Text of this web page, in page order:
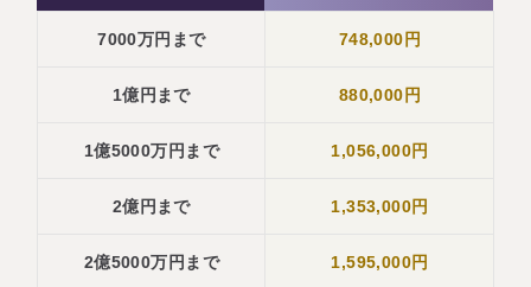
7000万円まで 748,000円
1億円まで 880,000円
1億5000万円まで 1,056,000円
2億円まで 1,353,000円
2億5000万円まで 1,595,000円